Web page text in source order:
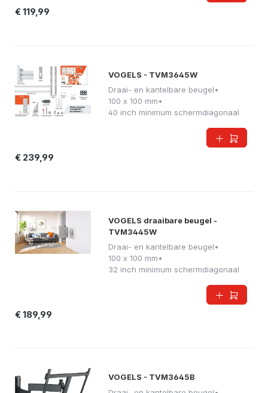
€ 119,99
VOGELS - TVM3645W
Draai- en kantelbare beugel•
100 x 100 mm•
40 inch minimum schermdiagonaal
€ 239,99
VOGELS draaibare beugel -
TVM3445W
Draai- en kantelbare beugel•
100 x 100 mm•
32 inch minimum schermdiagonaal
€ 189,99
VOGELS - TVM3645B